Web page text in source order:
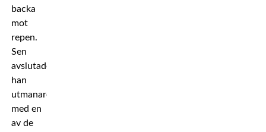
backa
mot
repen.
Sen
avslutade
han
utmanaren
med en
av de